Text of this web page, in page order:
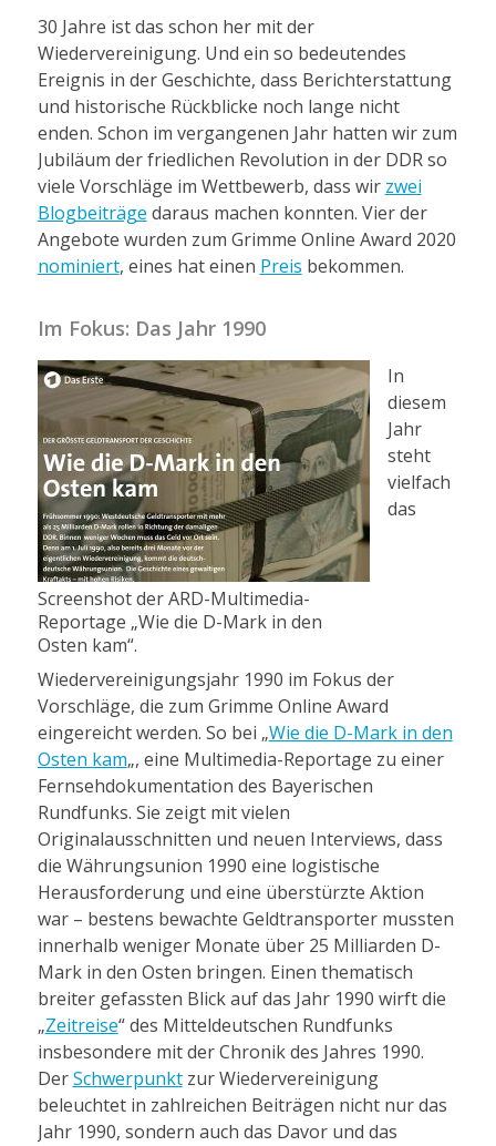
30 Jahre ist das schon her mit der
Wiedervereinigung. Und ein so bedeutendes
Ereignis in der Geschichte, dass Berichterstattung
und historische Rückblicke noch lange nicht
enden. Schon im vergangenen Jahr hatten wir zum
Jubiläum der friedlichen Revolution in der DDR so
viele Vorschläge im Wettbewerb, dass wir zwei
Blogbeiträge daraus machen konnten. Vier der
Angebote wurden zum Grimme Online Award 2020
nominiert, eines hat einen Preis bekommen.
Im Fokus: Das Jahr 1990
Screenshot der ARD-Multimedia-
Reportage „Wie die D-Mark in den
Osten kam“.
In
diesem
Jahr
steht
vielfach
das
Wiedervereinigungsjahr 1990 im Fokus der
Vorschläge, die zum Grimme Online Award
eingereicht werden. So bei „Wie die D-Mark in den
Osten kam„, eine Multimedia-Reportage zu einer
Fernsehdokumentation des Bayerischen
Rundfunks. Sie zeigt mit vielen
Originalausschnitten und neuen Interviews, dass
die Währungsunion 1990 eine logistische
Herausforderung und eine überstürzte Aktion
war – bestens bewachte Geldtransporter mussten
innerhalb weniger Monate über 25 Milliarden D-
Mark in den Osten bringen. Einen thematisch
breiter gefassten Blick auf das Jahr 1990 wirft die
„Zeitreise“ des Mitteldeutschen Rundfunks
insbesondere mit der Chronik des Jahres 1990.
DerSchwerpunktzur Wiedervereinigung
beleuchtet in zahlreichen Beiträgen nicht nur das
Jahr 1990, sondern auch das Davor und das